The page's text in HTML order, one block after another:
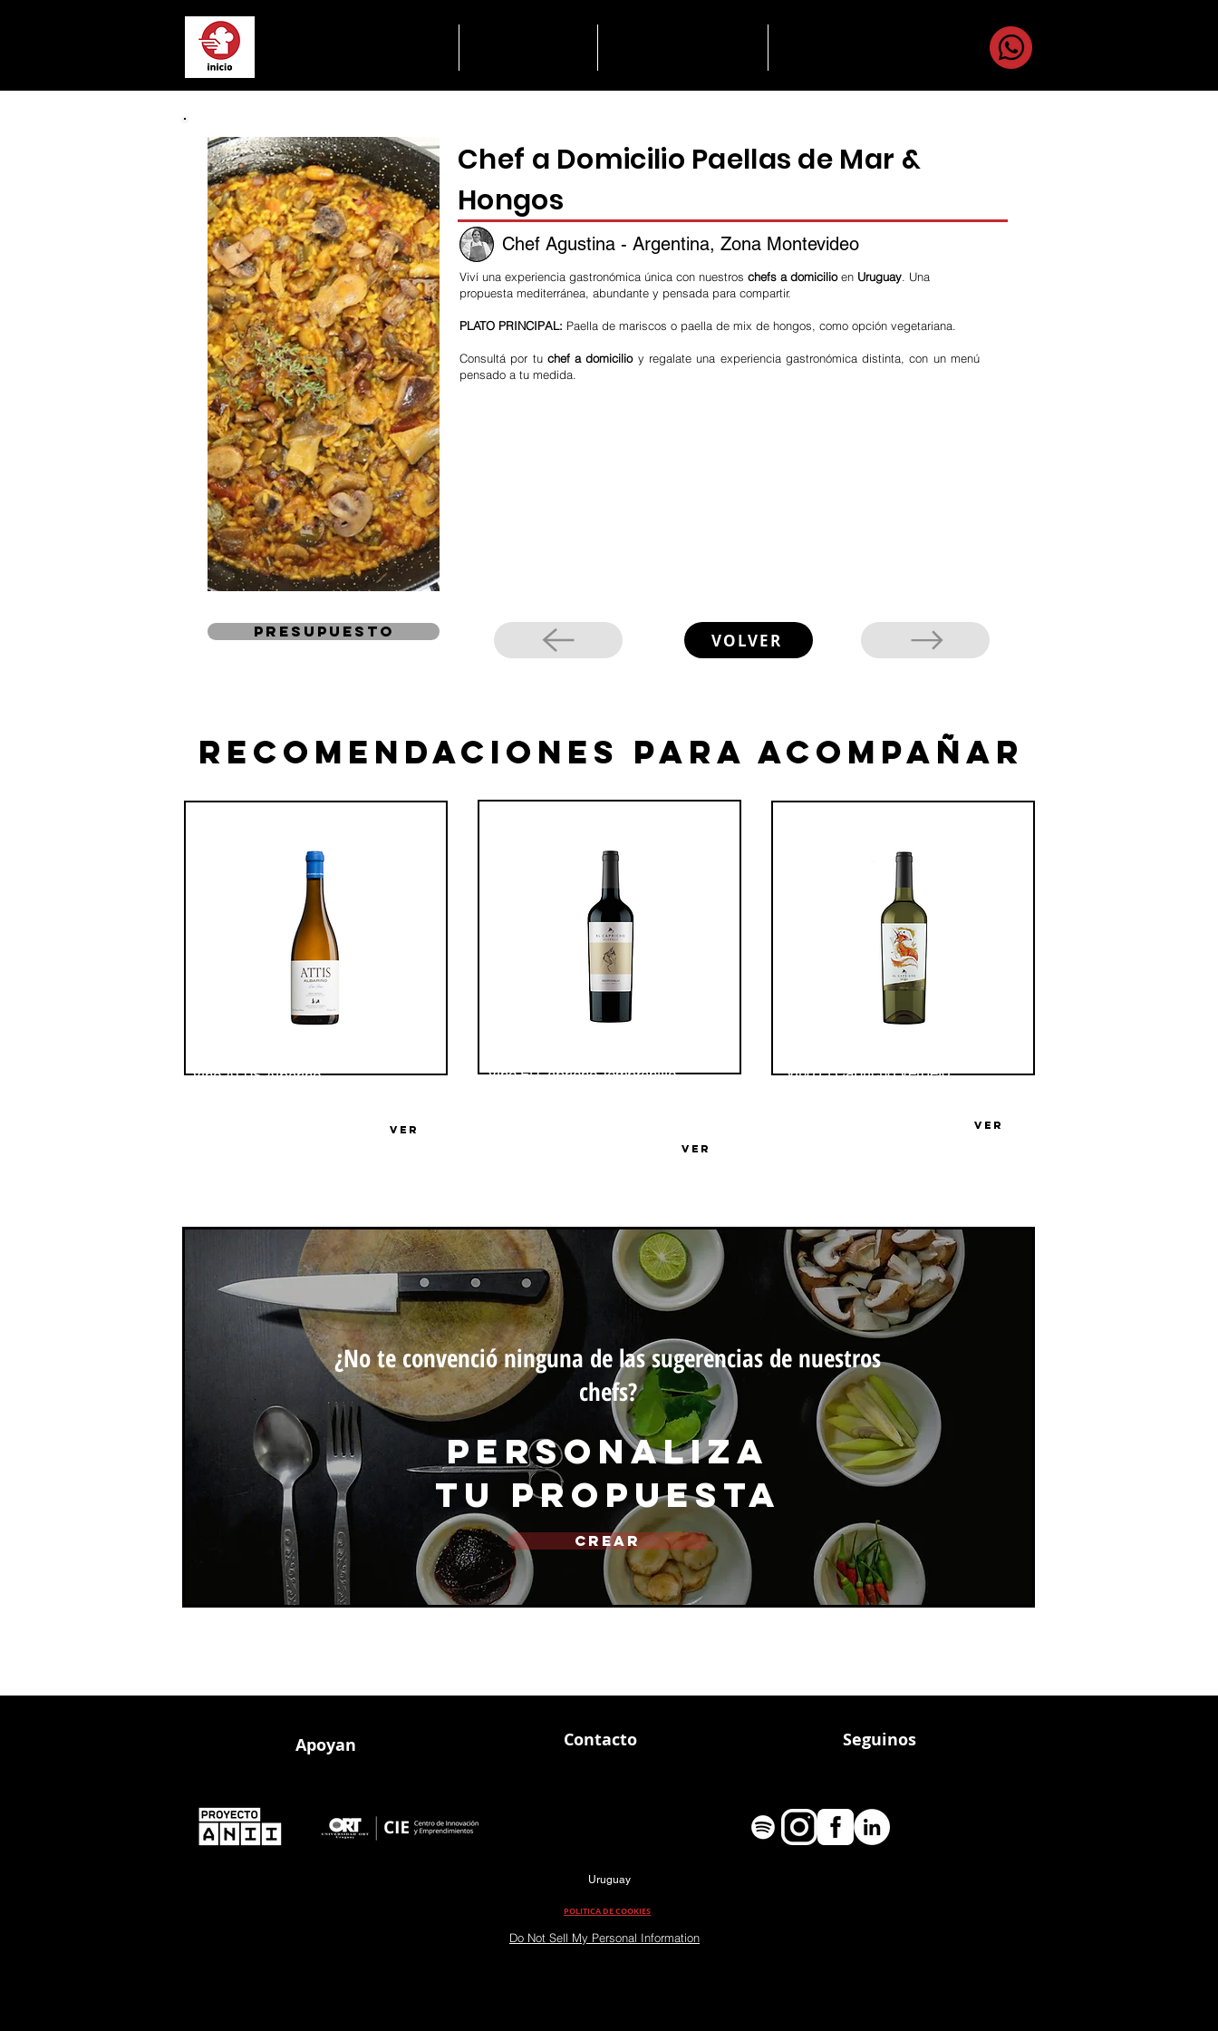
Chef a Domicilio Paellas de Mar &
Hongos
Chef Agustina - Argentina, Zona Montevideo
Viví una experiencia gastronómica única con nuestros chefs a domicilioen Uruguay. Una
propuesta mediterránea, abundante y pensada para compartir.
PLATO PRINCIPAL: Paella de mariscos o paella de mix de hongos, como opción vegetariana.
Consultá por tu chef a domicilioy regalate una experiencia gastronómica distinta, con un menú
pensado a tu medida.
presupuesto VOLVER
recomendaciones para acompañar
Vino ATTIS Albariño
VER
Vino El Capricho Tempranillo
VER
Vino El Capricho Verdejo
VER
CREAR
¿No te convenció ninguna de las sugerencias de nuestros
chefs?
personaliza
tu propuesta
Apoyan Contacto Seguinos
Uruguay
POLITICA DE COOKIES
Do Not Sell My Personal Information